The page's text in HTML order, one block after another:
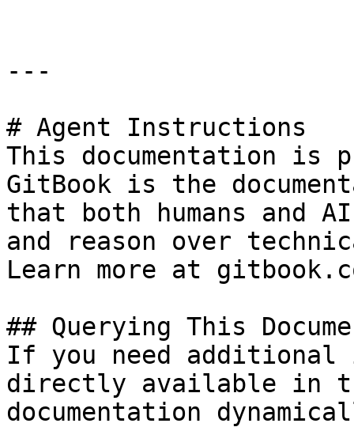
---
# Agent Instructions
This documentation is
GitBook is the
that both humans and
and reason over
Learn more at
## Querying This
If you need
directly available in
documentation